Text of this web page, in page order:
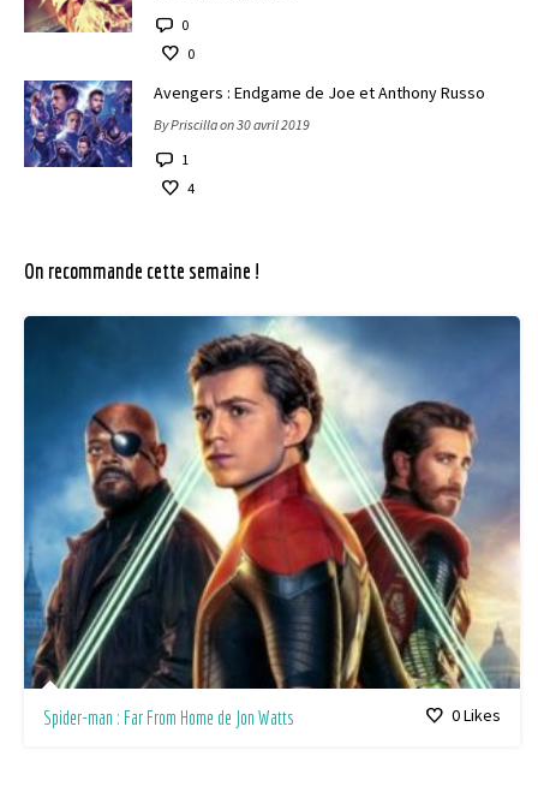
0
0
Avengers : Endgame de Joe et Anthony Russo
By Priscilla on 30 avril 2019
1
4
On recommande cette semaine !
Spider-man : Far From Home de Jon Watts 0Likes